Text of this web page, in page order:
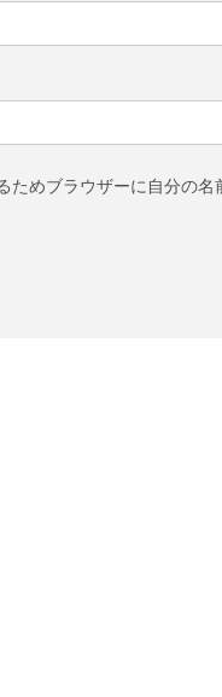
ためブラウザーに自分の名